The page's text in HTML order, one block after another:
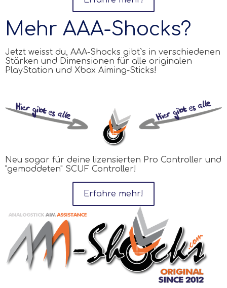
Mehr AAA-Shocks?
Jetzt weisst du, AAA-Shocks gibt`s in verschiedenen
Stärken und Dimensionen für alle originalen
PlayStation und Xbox Aiming-Sticks!
Neu sogar für deine lizensierten Pro Controller und
"gemoddeten" SCUF Controller!
Erfahre mehr!